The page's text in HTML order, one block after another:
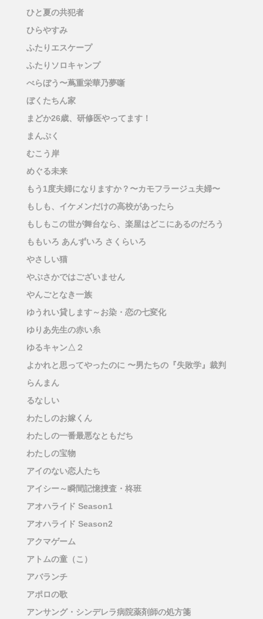
ひと夏の共犯者
ひらやすみ
ふたりエスケープ
ふたりソロキャンプ
べらぼう〜蔦重栄華乃夢噺
ぼくたちん家
まどか26歳、研修医やってます！
まんぷく
むこう岸
めぐる未来
もう1度夫婦になりますか？〜カモフラージュ夫婦〜
もしも、イケメンだけの高校があったら
もしもこの世が舞台なら、楽屋はどこにあるのだろう
ももいろ あんずいろ さくらいろ
やさしい猫
やぶさかではございません
やんごとなき一族
ゆうれい貸します～お染・恋の七変化
ゆりあ先生の赤い糸
ゆるキャン△２
よかれと思ってやったのに 〜男たちの『失敗学』裁判
らんまん
るなしい
わたしのお嫁くん
わたしの一番最悪なともだち
わたしの宝物
アイのない恋人たち
アイシー～瞬間記憶捜査・柊班
アオハライド Season1
アオハライド Season2
アクマゲーム
アトムの童（こ）
アバランチ
アポロの歌
アンサング・シンデレラ病院薬剤師の処方箋